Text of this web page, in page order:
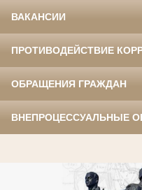
ВАКАНСИИ
ПРОТИВОДЕЙСТВИЕ
ОБРАЩЕНИЯ ГРАЖДАН
ВНЕПРОЦЕССУАЛЬНЫЕ